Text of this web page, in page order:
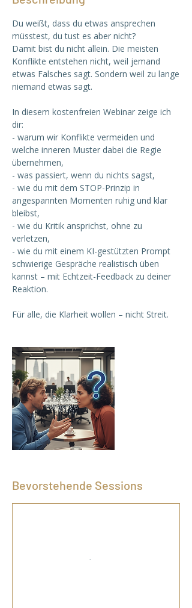
Du weißt, dass du etwas ansprechen
müsstest, du tust es aber nicht?
Damit bist du nicht allein. Die meisten
Konflikte entstehen nicht, weil jemand
etwas Falsches sagt. Sondern weil zu lange
niemand etwas sagt.
In diesem kostenfreien Webinar zeige ich
dir:
- warum wir Konflikte vermeiden und
welche inneren Muster dabei die Regie
übernehmen,
- was passiert, wenn du nichts sagst,
- wie du mit dem STOP-Prinzip in
angespannten Momenten ruhig und klar
bleibst,
- wie du Kritik ansprichst, ohne zu
verletzen,
- wie du mit einem KI-gestützten Prompt
schwierige Gespräche realistisch üben
kannst – mit Echtzeit-Feedback zu deiner
Reaktion.
Für alle, die Klarheit wollen – nicht Streit.
Bevorstehende Sessions